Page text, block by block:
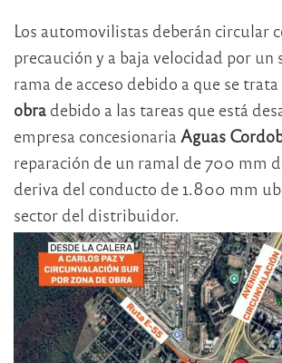
Los automovilistas deberán circular
precaución y a baja velocidad por un
rama de acceso debido a que se
obra debido a las tareas que está
empresa concesionaria Aguas
reparación de un ramal de 700 mm
deriva del conducto de 1.800 mm
sector del distribuidor.